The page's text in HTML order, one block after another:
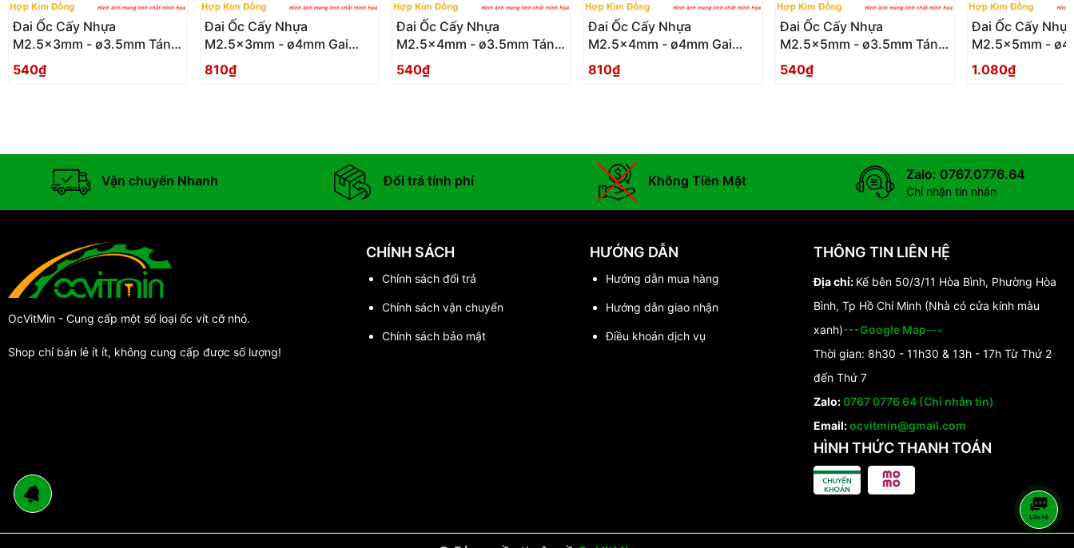
Đai Ốc Cấy Nhựa
M2.5x3mm - ø3.5mm Tán
Đồng - Dai Oc Tan Dong
Ecu Cay Nhua
540₫
Đai Ốc Cấy Nhựa
M2.5x3mm - ø4mm Gai
Nghiêng - Dai Oc Tan Ecu
Cay Nhua Gai Nghieng
810₫
Đai Ốc Cấy Nhựa
M2.5x4mm - ø3.5mm Tán
Đồng - Dai Oc Tan Dong
Ecu Cay Nhua
540₫
Đai Ốc Cấy Nhựa
M2.5x4mm - ø4mm Gai
Nghiêng - Dai Oc Tan Ecu
Cay Nhua Gai Nghieng
810₫
Đai Ốc Cấy Nhựa
M2.5x5mm - ø3.5mm Tán
Đồng - Dai Oc Tan Dong
Ecu Cay Nhua
540₫
Đai Ốc Cấy Nhựa
M2.5x5mm -
Nghiêng - Dai Oc Tan Ecu
Cay Nhua Gai
1.080₫
Vận chuyển Nhanh Đổi trả tính phí Không Tiền Mặt Zalo: 0767.0776.64
Chỉ nhận tin nhắn
OcVitMin - Cung cấp một số loại ốc vít cỡ nhỏ.
Shop chỉ bán lẻ ít ít, không cung cấp được số lượng!
CHÍNH SÁCH
Chính sách đổi trả
Chính sách vận chuyển
Chính sách bảo mật
HƯỚNG DẪN
Hướng dẫn mua hàng
Hướng dẫn giao nhận
Điều khoản dịch vụ
THÔNG TIN LIÊN HỆ
Địa chỉ: Kế bên 50/3/11 Hòa Bình, Phường Hòa
Bình, Tp Hồ Chí Minh (Nhà có cửa kính màu
xanh)---Google Map---
Thời gian: 8h30 - 11h30 & 13h - 17h Từ Thứ 2
đến Thứ 7
Zalo:0767 0776 64 (Chỉ nhắn tin)
Email:ocvitmin@gmail.com
HÌNH THỨC THANH TOÁN